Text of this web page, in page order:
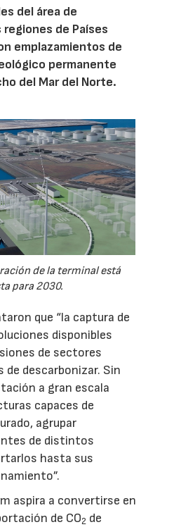
del área de
de Países
emplazamientos de
permanente
del Mar del Norte.
de la terminal está
para 2030.
que “la captura de
disponibles
de sectores
descarbonizar. Sin
a gran escala
capaces de
agrupar
de distintos
hasta sus
aspira a convertirse en
de CO2 de